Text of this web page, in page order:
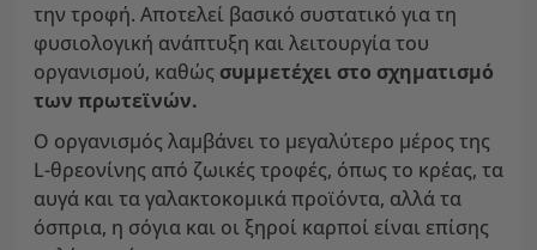
την τροφή. Αποτελεί βασικό συστατικό για τη
φυσιολογική ανάπτυξη και λειτουργία του
οργανισμού, καθώς συμμετέχει στο σχηματισμό
των πρωτεϊνών.
Ο οργανισμός λαμβάνει το μεγαλύτερο μέρος της
L-θρεονίνης από ζωικές τροφές, όπως το κρέας, τα
αυγά και τα γαλακτοκομικά προϊόντα, αλλά τα
όσπρια, η σόγια και οι ξηροί καρποί είναι επίσης